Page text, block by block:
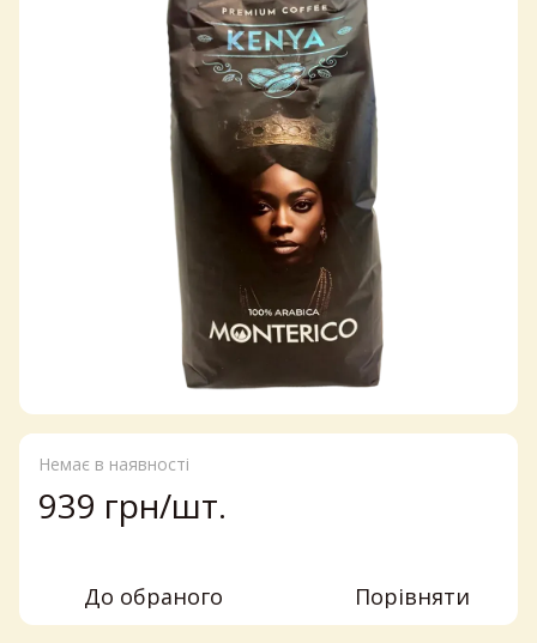
Немає в наявності
939 грн/шт.
До обраного Порівняти